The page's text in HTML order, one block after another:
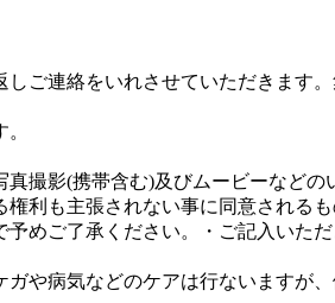
ご連絡をいれさせていただきます
撮影(携帯含む)及びムービーなどの
利も主張されない事に同意されるも
めご了承ください。・ご記入いた
や病気などのケアは行ないますが